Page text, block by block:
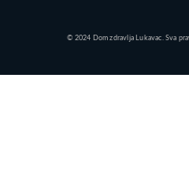
© 2024 Dom zdravlja Lukavac. Sva